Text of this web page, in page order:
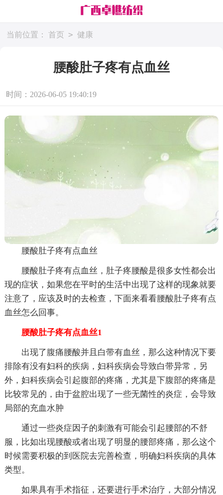
当前位置： 首页 > 健康
腰酸肚子疼有点血丝
时间：2026-06-05 19:40:19
腰酸肚子疼有点血丝
腰酸肚子疼有点血丝，肚子疼腰酸是很多女性都会出
现的症状，如果您在平时的生活中出现了这样的现象就要
注意了，应该及时的去检查，下面来看看腰酸肚子疼有点
血丝怎么回事。
腰酸肚子疼有点血丝1
出现了腹痛腰酸并且白带有血丝，那么这种情况下要
排除有没有妇科的疾病，妇科疾病会导致白带异常，另
外，妇科疾病会引起腹部的疼痛，尤其是下腹部的疼痛是
比较常见的，由于盆腔出现了一些无菌性的炎症，会导致
局部的充血水肿
通过一些炎症因子的刺激有可能会引起腰部的不舒
服，比如出现腰酸或者出现了明显的腰部疼痛，那么这个
时候需要积极的到医院去完善检查，明确妇科疾病的具体
类型。
如果具有手术指征，还要进行手术治疗，大部分情况